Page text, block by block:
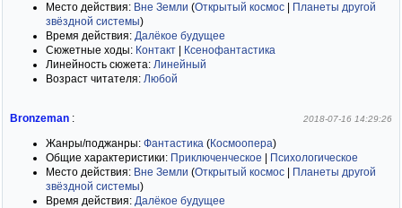
Место действия: Вне Земли (Открытый космос
Планеты другой
звёздной системы)
Время действия: Далёкое будущее
Сюжетные ходы: Контакт
Ксенофантастика
Линейность сюжета: Линейный
Возраст читателя: Любой
Bronzeman : 2018-07-16 14:29:26
Жанры/поджанры: Фантастика (Космоопера)
Общие характеристики: Приключенческое
Психологическое
Место действия: Вне Земли (Открытый космос
Планеты другой
звёздной системы)
Время действия: Далёкое будущее